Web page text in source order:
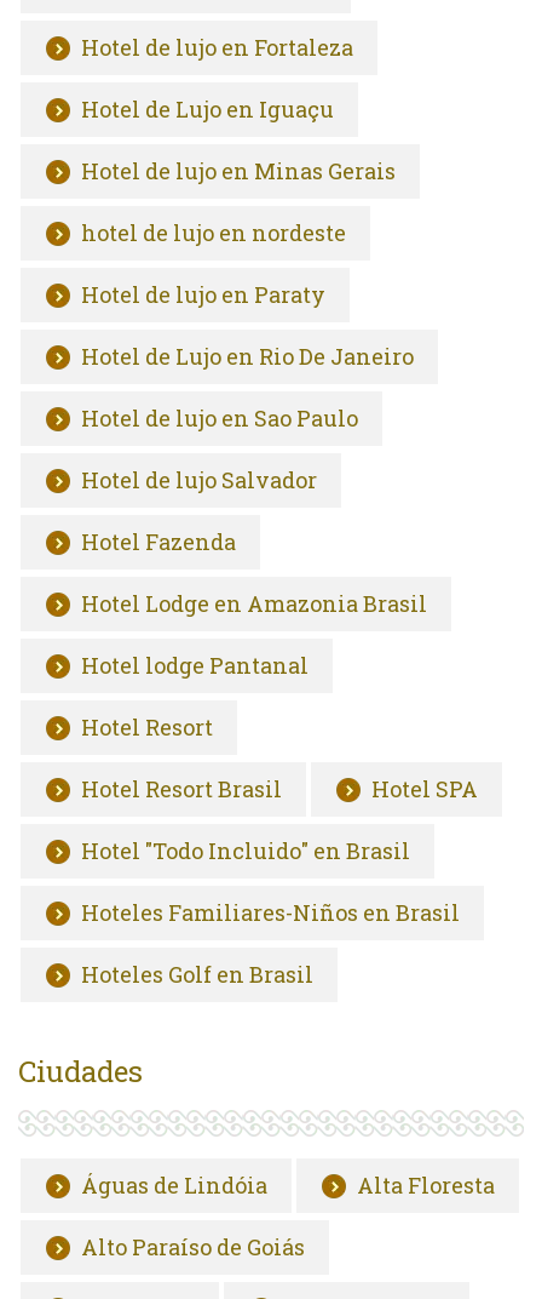
Hotel de lujo en Fortaleza
Hotel de Lujo en Iguaçu
Hotel de lujo en Minas Gerais
hotel de lujo en nordeste
Hotel de lujo en Paraty
Hotel de Lujo en Rio De Janeiro
Hotel de lujo en Sao Paulo
Hotel de lujo Salvador
Hotel Fazenda
Hotel Lodge en Amazonia Brasil
Hotel lodge Pantanal
Hotel Resort
Hotel Resort Brasil Hotel SPA
Hotel "Todo Incluido" en Brasil
Hoteles Familiares-Niños en Brasil
Hoteles Golf en Brasil
Ciudades
Águas de Lindóia Alta Floresta
Alto Paraíso de Goiás